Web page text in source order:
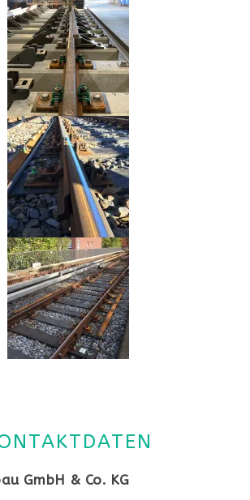
GmbH & Co. KG